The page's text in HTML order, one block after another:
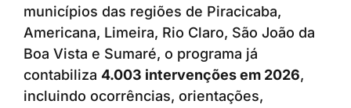
municípios das regiões de Piracicaba,
Americana, Limeira, Rio Claro, São João da
Boa Vista e Sumaré, o programa já
contabiliza 4.003 intervenções em 2026,
incluindo ocorrências, orientações,